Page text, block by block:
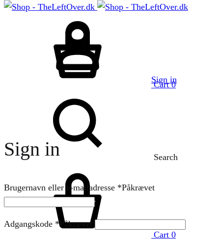
Sign in
Search
Cart 0
Cart 0
Sign in
Brugernavn eller e-mailadresse *Påkrævet
Adgangskode *Påkrævet